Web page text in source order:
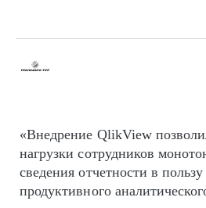
«Внедрение QlikView
нагрузки сотрудников
сведения отчетности в
продуктивного